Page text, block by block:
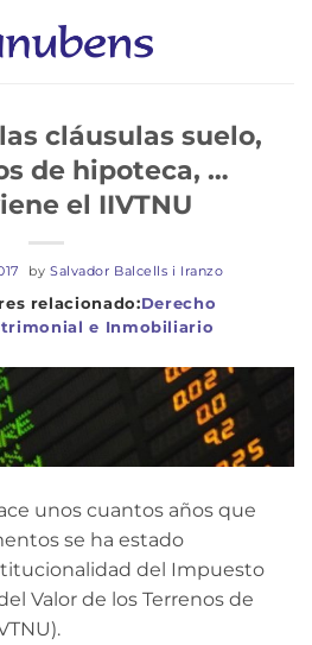
Derecho
e Inmobiliario
cláusulas suelo,
de hipoteca, …
el IIVTNU
by Salvador Balcells i Iranzo
unos cuantos años que
se ha estado
del Impuesto
Valor de los Terrenos de